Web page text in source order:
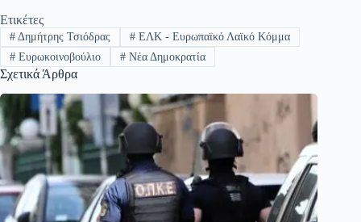
Ετικέτες
#Δημήτρης Τσιόδρας #ΕΛΚ - Ευρωπαϊκό Λαϊκό Κόμμα
#Ευρωκοινοβούλιο #Νέα Δημοκρατία
Σχετικά Άρθρα